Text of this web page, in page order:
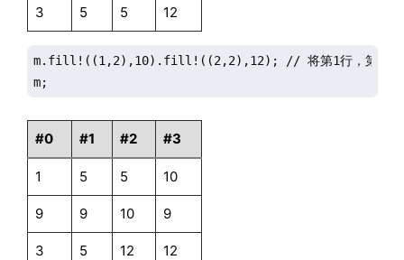
3 5 5 12
m.fill!((1,2),10).fill!((2,2),12); // 将第1行，第2列的值
m;
#0 #1 #2 #3
1 5 5 10
9 9 10 9
3 5 12 12